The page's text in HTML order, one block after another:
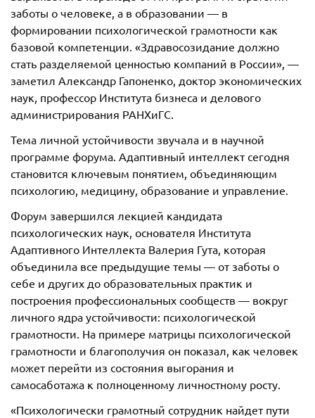
заботы о человеке, а в образовании — в
формировании психологической грамотности как
базовой компетенции. «Здравосозидание должно
стать разделяемой ценностью компаний в России», —
заметил Александр Гапоненко, доктор экономических
наук, профессор Института бизнеса и делового
администрирования РАНХиГС.
Тема личной устойчивости звучала и в научной
программе форума. Адаптивный интеллект сегодня
становится ключевым понятием, объединяющим
психологию, медицину, образование и управление.
Форум завершился лекцией кандидата
психологических наук, основателя Института
Адаптивного Интеллекта Валерия Гута, которая
объединила все предыдущие темы — от заботы о
себе и других до образовательных практик и
построения профессиональных сообществ — вокруг
личного ядра устойчивости: психологической
грамотности. На примере матрицы психологической
грамотности и благополучия он показал, как человек
может перейти из состояния выгорания и
самосаботажа к полноценному личностному росту.
«Психологически грамотный сотрудник найдет пути